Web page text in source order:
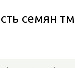
семян